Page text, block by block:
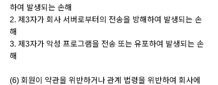
하여 발생되는 손해
2. 제3자가 회사 서버로부터의 전송을 방해하여 발생되는 손
해
3. 제3자가 악성 프로그램을 전송 또는 유포하여 발생되는 손
해
(6) 회원이 약관을 위반하거나 관계 법령을 위반하여 회사에